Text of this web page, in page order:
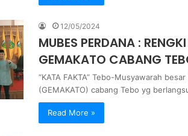
12/05/2024
MUBES PERDANA :
GEMAKATO CABANG
“KATA FAKTA” Tebo-Musyawarah
(GEMAKATO) cabang Tebo yg
Read More »